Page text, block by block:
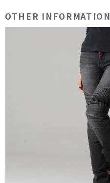
OTHER INFORMATION